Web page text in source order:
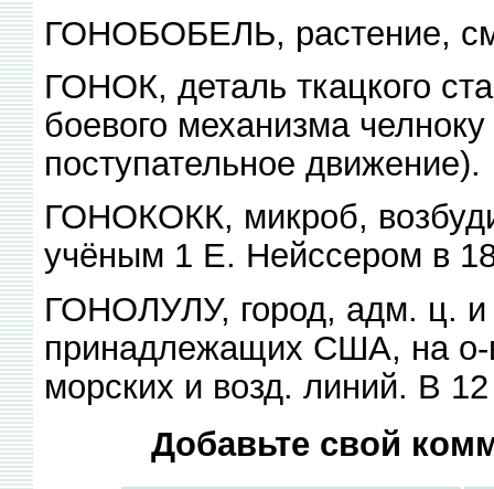
ГОНОБОБЕЛЬ, растение,
ГОНОК, деталь ткацкого
боевого механизма
поступательное движение).
ГОНОКОКК, микроб,
учёным 1 Е. Нейссером в
ГОНОЛУЛУ, город, адм. ц. и
принадлежащих США, на о-
морских и возд. линий. В
Добавьте свой